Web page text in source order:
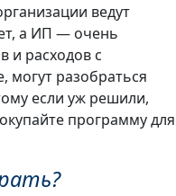
ведут
а ИП — очень
и расходов с
могут разобраться
если уж решили,
программу для